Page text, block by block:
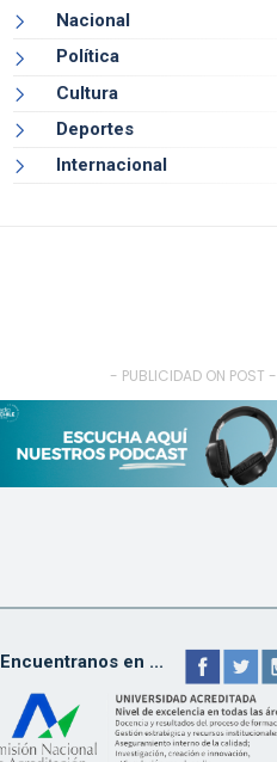
Nacional
Política
Cultura
Deportes
Internacional
- PUBLICIDAD ON POST -
Encuentranos en ...